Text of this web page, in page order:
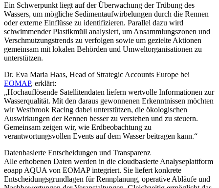
Ein Schwerpunkt liegt auf der Überwachung der Trübung des
Wassers, um mögliche Sedimentaufwirbelungen durch die Rennen
oder externe Einflüsse zu identifizieren. Parallel dazu wird
schwimmender Plastikmüll analysiert, um Ansammlungszonen und
Verschmutzungstrends zu verfolgen sowie um gezielte Aktionen
gemeinsam mit lokalen Behörden und Umweltorganisationen zu
unterstützen.
Dr. Eva Maria Haas, Head of Strategic Accounts Europe bei
EOMAP, erklärt:
„Hochauflösende Satellitendaten liefern wertvolle Informationen zur
Wasserqualität. Mit den daraus gewonnenen Erkenntnissen möchten
wir Westbrook Racing dabei unterstützen, die ökologischen
Auswirkungen der Rennen besser zu verstehen und zu steuern.
Gemeinsam zeigen wir, wie Erdbeobachtung zu
verantwortungsvollen Events auf dem Wasser beitragen kann.“
Datenbasierte Entscheidungen und Transparenz
Alle erhobenen Daten werden in die cloudbasierte Analyseplattform
eoapp AQUA von EOMAP integriert. Sie liefert konkrete
Entscheidungsgrundlagen für Rennplanung, operative Abläufe und